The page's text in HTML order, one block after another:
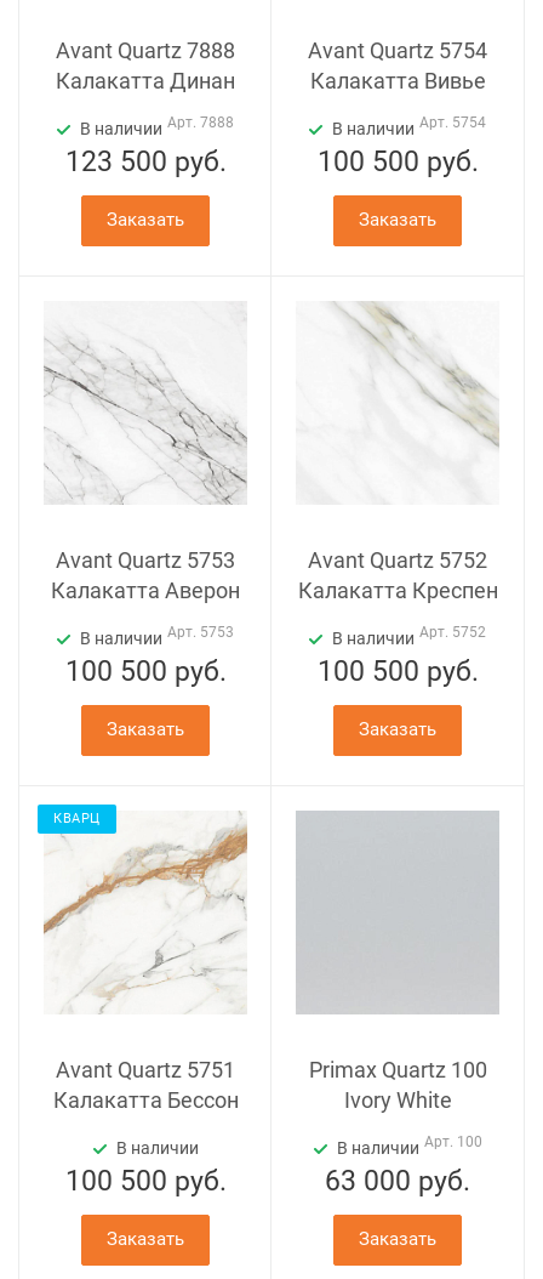
Avant Quartz 7888
Калакатта Динан
В наличии Арт. 7888
123 500 руб.
Заказать
Avant Quartz 5754
Калакатта Вивье
В наличии Арт. 5754
100 500 руб.
Заказать
Avant Quartz 5753
Калакатта Аверон
В наличии Арт. 5753
100 500 руб.
Заказать
Avant Quartz 5752
Калакатта Креспен
В наличии Арт. 5752
100 500 руб.
Заказать
КВАРЦ
Avant Quartz 5751
Калакатта Бессон
В наличии
100 500 руб.
Заказать
Primax Quartz 100
Ivory White
В наличии Арт. 100
63 000 руб.
Заказать